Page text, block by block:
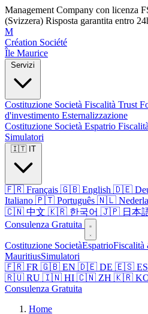
Management Company con licenza
(Svizzera) Risposta garantita entro
M
Création Société
Île Maurice
Costituzione Società Fiscalità Trust
d'investimento Esternalizzazione
Costituzione Società Espatrio
Simulatori
🇫🇷 Français 🇬🇧 English 🇩🇪
Italiano 🇵🇹 Português 🇳🇱
🇨🇳 中文 🇰🇷 한국어 🇯🇵 日本
Consulenza Gratuita
Costituzione SocietàEspatrioFiscalità
MauritiusSimulatori
🇫🇷 FR 🇬🇧 EN 🇩🇪 DE 🇪🇸 ES
🇷🇺 RU 🇮🇳 HI 🇨🇳 ZH 🇰🇷
Consulenza Gratuita
Home